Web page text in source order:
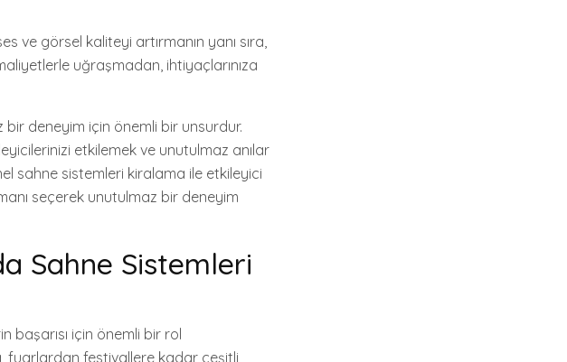
ve görsel kaliteyi artırmanın yanı sıra,
uğraşmadan, ihtiyaçlarınıza
deneyim için önemli bir unsurdur.
etkilemek ve unutulmaz anılar
sahne sistemleri kiralama ile etkileyici
seçerek unutulmaz bir deneyim
Sahne Sistemleri
başarısı için önemli bir rol
fuarlardan festivallere kadar çeşitli